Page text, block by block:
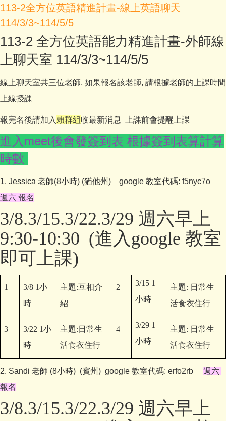
113-2全方位英語精進計畫-線上英語聊天
114/3/3~114/5/5
113-2 全方位英語能力精進計畫-外師線
上聊天室 114/3/3~114/5/5
線上聊天室共三位老師, 如果報名該老師, 請根據老師的上課時間
上線授課
報完名後請加入 賴群組收最新消息 上課前會提醒上課
進入meet後會發簽到表 根據簽到表算計算
時數
1. Jessica 老師(8小時) (猶他州) google 教室代碼: f5nyc7o
週六 報名
3/8.3/15.3/22.3/29 週六早上
9:30-10:30 (進入google 教室
即可上課)
1 3/8 1小
時
主題:互相介
紹
2
3/15 1
小時
主題: 日常生
活食衣住行
3 3/22 1小
時
主題: 日常生
活食衣住行
4
3/29 1
小時
主題: 日常生
活食衣住行
2. Sandi 老師 (8小時) (賓州) google 教室代碼: erfo2rb 週六
報名
3/8.3/15.3/22.3/29 週六早上